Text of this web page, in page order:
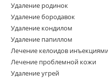
Удаление родинок
Удаление бородавок
Удаление кондилом
Удаление папиллом
Лечение келоидов
Лечение проблемной кожи
Удаление угрей